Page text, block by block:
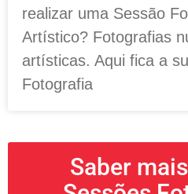
realizar uma Sessão
Artístico? Fotografias
artísticas. Aqui fica a
Fotografia
Saber